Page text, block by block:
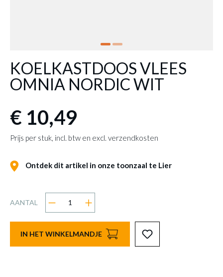
KOELKASTDOOS VLEES
OMNIA NORDIC WIT
€ 10,49
Prijs per stuk, incl. btw en excl. verzendkosten
Ontdek dit artikel in onze toonzaal te Lier
AANTAL
IN HET WINKELMANDJE